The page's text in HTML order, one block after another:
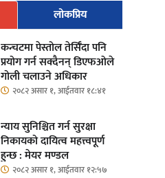
लोकप्रिय
कन्चटमा पेस्तोल तेर्सिँदा पनि
प्रयोग गर्न सक्दैनन् डिएफओले
गोली चलाउने अधिकार
२०८२ असार १, आईतवार १८:४१
न्याय सुनिश्चित गर्न सुरक्षा
निकायको दायित्व महत्त्वपूर्ण
हुन्छ : मेयर मण्डल
२०८२ असार १, आईतवार १२:५७